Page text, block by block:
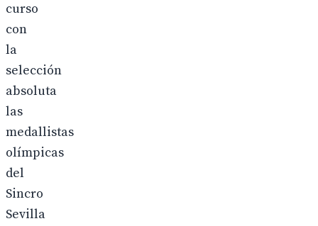
curso
con
la
selección
absoluta
las
medallistas
olímpicas
del
Sincro
Sevilla